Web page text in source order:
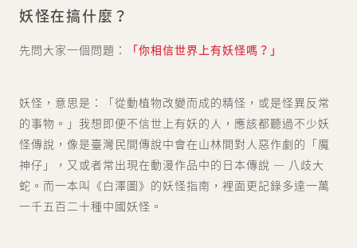
妖怪在搞什麼？
先問大家一個問題： 「你相信世界上有妖怪嗎？」
妖怪，意思是：「從動植物改變而成的精怪，或是怪異反常
的事物。」我想即便不信世上有妖的人，應該都聽過不少妖
怪傳說，像是臺灣民間傳說中會在山林間對人惡作劇的「魔
神仔」，又或者常出現在動漫作品中的日本傳說 ― 八歧大
蛇。而一本叫《白澤圖》的妖怪指南，裡面更記錄多達一萬
一千五百二十種中國妖怪。